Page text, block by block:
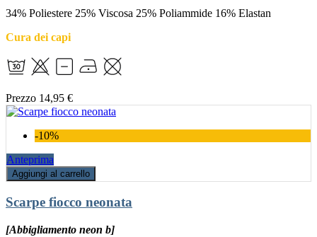
34% Poliestere 25% Viscosa 25% Poliammide 16% Elastan
Cura dei capi
Prezzo 14,95 €
-10%
Anteprima
Aggiungi al carrello
Scarpe fiocco neonata
[Abbigliamento neon b]